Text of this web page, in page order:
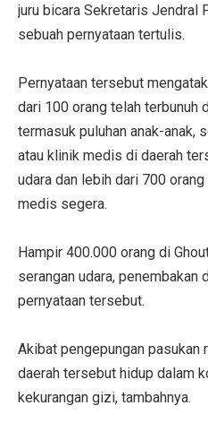
juru bicara Sekretaris Jendral
sebuah pernyataan tertulis.
Pernyataan tersebut
dari 100 orang telah terbunuh
termasuk puluhan anak-anak,
atau klinik medis di daerah
udara dan lebih dari 700
medis segera.
Hampir 400.000 orang di
serangan udara, penembakan
pernyataan tersebut.
Akibat pengepungan pasukan
daerah tersebut hidup dalam
kekurangan gizi, tambahnya.